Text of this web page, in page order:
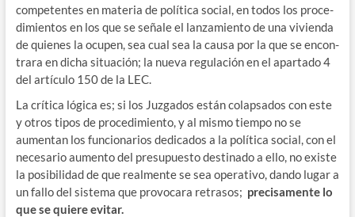
com­pe­ten­tes en mate­ria de polí­ti­ca social, en todos los pro­ce­
di­mien­tos en los que se seña­le el lan­za­mien­to de una vivien­da
de quie­nes la ocu­pen, sea cual sea la cau­sa por la que se encon­
tra­ra en dicha situa­ción; la nue­va regu­la­ción en el apar­ta­do 4
del artícu­lo 150 de la LEC.
La crí­ti­ca lógi­ca es; si los Juz­ga­dos están colap­sa­dos con este
y otros tipos de pro­ce­di­mien­to, y al mis­mo tiem­po no se
aumen­tan los fun­cio­na­rios dedi­ca­dos a la polí­ti­ca social, con el
nece­sa­rio aumen­to del pre­su­pues­to des­ti­na­do a ello, no exis­te
la posi­bi­li­dad de que real­men­te se sea ope­ra­ti­vo, dan­do lugar a
un fallo del sis­te­ma que pro­vo­ca­ra retra­sos; pre­ci­sa­men­te lo
que se quie­re evitar.